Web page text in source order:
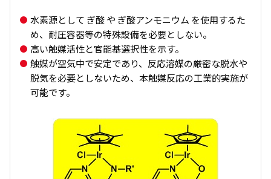
水素源として ぎ酸 や ぎ酸アンモニウム を使用するた
め、耐圧容器等の特殊設備を必要としない。
高い触媒活性と官能基選択性を示す。
触媒が空気中で安定であり、反応溶媒の厳密な脱水や
脱気を必要としないため、本触媒反応の工業的実施が
可能です。